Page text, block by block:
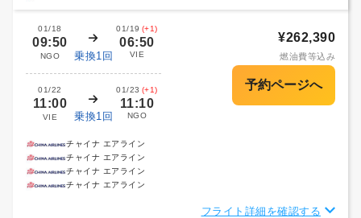
01/18
09:50
NGO 乗換1回
01/19 (+1)
06:50
VIE
01/22
11:00
VIE 乗換1回
01/23 (+1)
11:10
NGO
¥262,390
燃油費等込み
チャイナ エアライン
チャイナ エアライン
チャイナ エアライン
チャイナ エアライン
フライト詳細を確認する